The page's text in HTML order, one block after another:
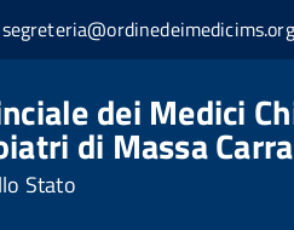
segreteria@ordinedeimedicims.org
dei Medici
di Massa
Stato